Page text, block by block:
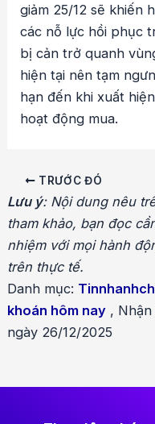
giảm 25/12 sẽ khiến
các nỗ lực hồi phục
bị cản trở quanh
hiện tại nên tạm
hạn đến khi xuất
hoạt động mua.
Điều
hướng
bài
viết
TRƯỚC ĐÓ
Lưu ý: Nội dung nêu
tham khảo, bạn đọc
nhiệm với mọi hành
trên thực tế.
Danh mục:
khoán hôm nay,
ngày 26/12/2025